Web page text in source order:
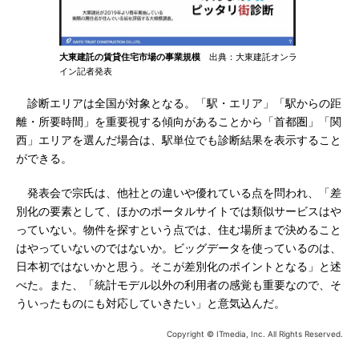
大東建託の賃貸住宅市場の事業規模 出典：大東建託オンラ
イン記者発表
診断エリアは全国が対象となる。「駅・エリア」「駅からの距
離・所要時間」を重要視する傾向があることから「首都圏」「関
西」エリアを選んだ場合は、駅単位でも診断結果を表示すること
ができる。
発表会で宗氏は、他社との違いや優れている点を問われ、「差
別化の要素として、ほかのポータルサイトでは類似サービスはや
っていない。物件を探すという点では、住む場所まで決めること
はやっていないのではないか。ビッグデータを使っているのは、
日本初ではないかと思う。そこが差別化のポイントとなる」と述
べた。また、「統計モデル以外の利用者の感覚も重要なので、そ
ういったものにも対応していきたい」と意気込んだ。
Copyright © ITmedia, Inc. All Rights Reserved.